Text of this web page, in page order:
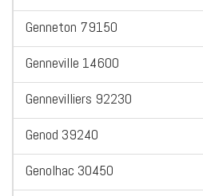
Genneton 79150
Genneville 14600
Gennevilliers 92230
Genod 39240
Genolhac 30450